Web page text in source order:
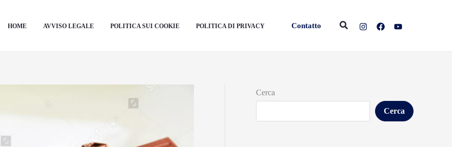
HOME AVVISO LEGALE POLITICA SUI COOKIE POLITICA DI PRIVACY Contatto Cerca
Cerca
Cerca